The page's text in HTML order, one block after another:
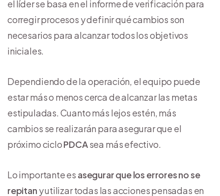
el líder se basa en el informe de verificación para
corregir procesos y definir qué cambios son
necesarios para alcanzar todos los objetivos
iniciales.
Dependiendo de la operación, el equipo puede
estar más o menos cerca de alcanzar las metas
estipuladas. Cuanto más lejos estén, más
cambios se realizarán para asegurar que el
próximo cicloPDCAsea más efectivo.
Lo importante es asegurar que los errores no se
repitan y utilizar todas las acciones pensadas en